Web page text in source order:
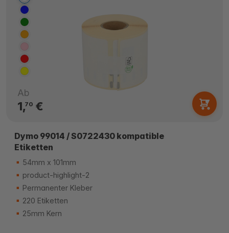
Ab
1,70€
Dymo 99014 / S0722430 kompatible
Etiketten
54mm x 101mm
product-highlight-2
Permanenter Kleber
220 Etiketten
25mm Kern